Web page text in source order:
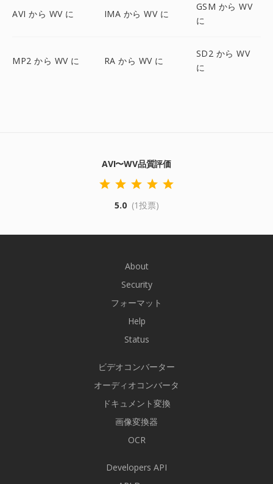
AVI から WV に IMA から WV に
GSM から WV
に
MP2 から WV に RA から WV に
SD2 から WV
に
AVI〜WV品質評価
5.0 (1投票)
About
Security
フォーマット
Help
Status
ビデオコンバーター
オーディオコンバータ
ドキュメント変換
画像変換器
OCR
Developers API